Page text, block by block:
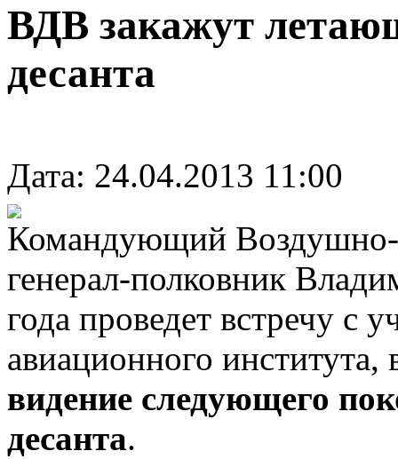
ВДВ закажут
десанта
Дата: 24.04.2013 11:00
Командующий Воздушно-
генерал-полковник
года проведет встречу с
авиационного института,
видение следующего
десанта.